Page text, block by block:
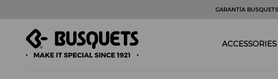
GARANTÍA BUSQUETS